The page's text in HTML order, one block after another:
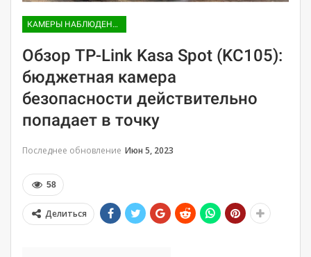
КАМЕРЫ НАБЛЮДЕНИЯ
Обзор TP-Link Kasa Spot (KC105):
бюджетная камера
безопасности действительно
попадает в точку
Последнее обновление Июн 5, 2023
58
Делиться